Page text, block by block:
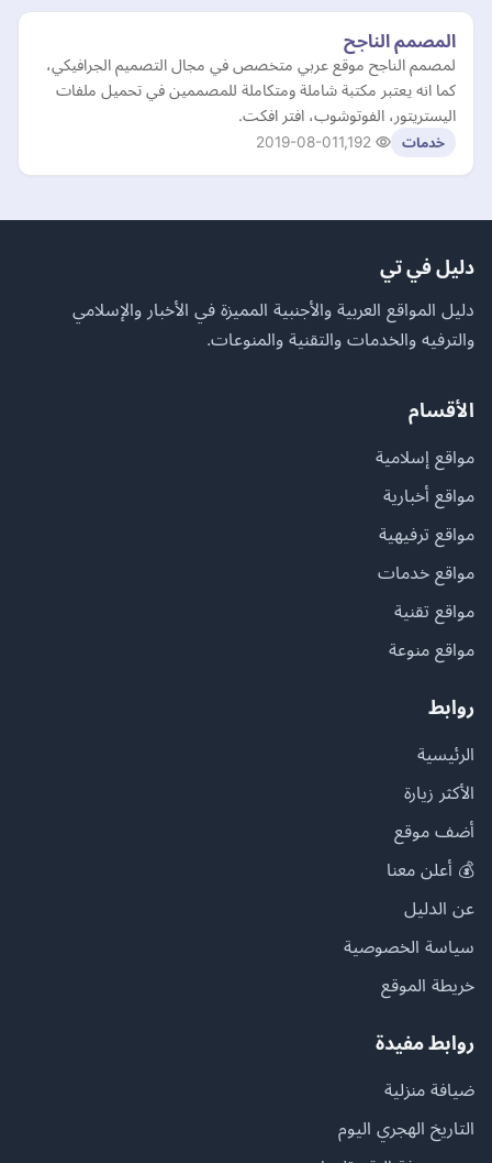
المصمم الناجح
لمصمم الناجح موقع عربي متخصص في مجال التصميم الجرافيكي،
كما انه يعتبر مكتبة شاملة ومتكاملة للمصممين في تحميل ملفات
اليستريتور، الفوتوشوب، افتر افكت.
خدمات 2019-08-01
دليل في تي
دليل المواقع العربية والأجنبية المميزة في الأخبار والإسلامي
والترفيه والخدمات والتقنية والمنوعات.
الأقسام
مواقع إسلامية
مواقع أخبارية
مواقع ترفيهية
مواقع خدمات
مواقع تقنية
مواقع منوعة
روابط
الرئيسية
الأكثر زيارة
أضف موقع
💰 أعلن معنا
عن الدليل
سياسة الخصوصية
خريطة الموقع
روابط مفيدة
ضيافة منزلية
التاريخ الهجري اليوم